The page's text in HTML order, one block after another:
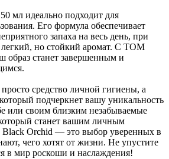
мл идеально подходит для
Его формула обеспечивает
запаха на весь день, при
легкий, но стойкий аромат. С TOM
образ станет завершенным и
средство личной гигиены, а
подчеркнет вашу уникальность
или своим близким незабываемые
станет вашим личным
Orchid — это выбор уверенных в
чего хотят от жизни. Не упустите
в мир роскоши и наслаждения!